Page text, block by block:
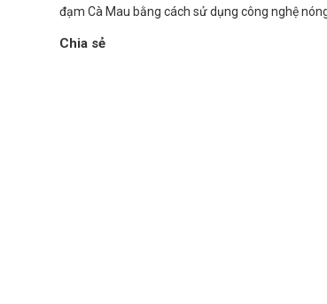
đạm Cà Mau bằng cách sử dụng công nghệ
Chia sẻ